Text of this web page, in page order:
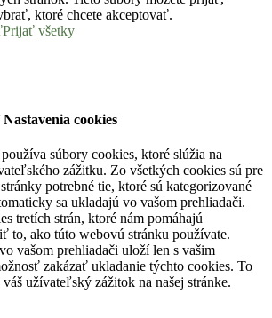
ktoré chcete akceptovať.
Prijať všetky
cookies
súbory cookies, ktoré slúžia na
zážitku. Zo všetkých cookies sú pre
potrebné tie, ktoré sú kategorizované
sa ukladajú vo vašom prehliadači.
tretích strán, ktoré nám pomáhajú
to, ako túto webovú stránku používate.
vašom prehliadači uloží len s vašim
zakázať ukladanie týchto cookies. To
užívateľský zážitok na našej stránke.